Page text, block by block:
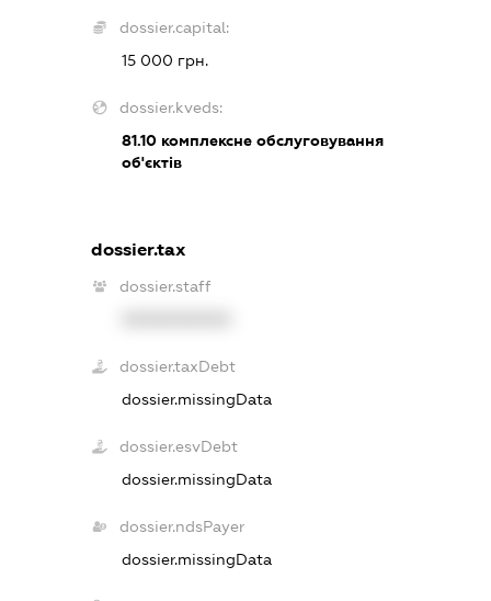
dossier.capital:
15 000 грн.
dossier.kveds:
81.10комплексне обслуговування
об'єктів
dossier.tax
dossier.staff
dossier.taxDebt
dossier.missingData
dossier.esvDebt
dossier.missingData
dossier.ndsPayer
dossier.missingData